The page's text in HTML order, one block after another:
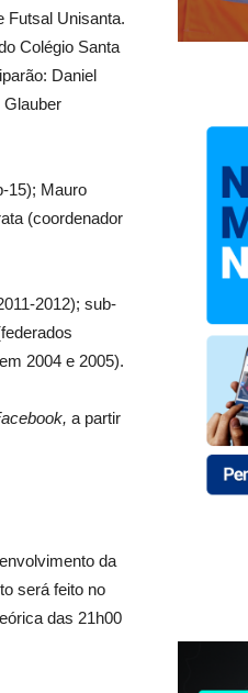
Futsal Unisanta.
Colégio Santa
Daniel
Glauber
15); Mauro
(coordenador
2012); sub-
2004 e 2005).
a partir
da
será feito no
das 21h00